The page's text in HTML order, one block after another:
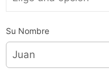
Su Nombre